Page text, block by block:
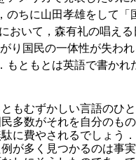
のちに山田孝雄をして
おいて，森有礼の唱え
り国民の一体性が失わ
もともとは英語で書か
もむずかしい言語のひ
多数がそれを自分のも
に費やされるでしょ う
が多く見つかるのは事